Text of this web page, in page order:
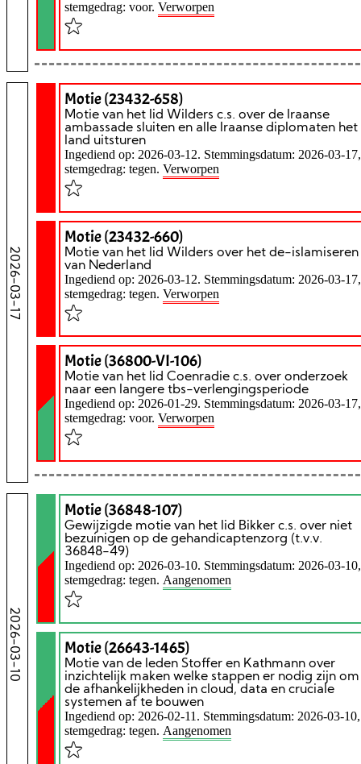
stemgedrag: voor. Verworpen
2026-03-17
Motie (23432-658)
Motie van het lid Wilders c.s. over de Iraanse
ambassade sluiten en alle Iraanse diplomaten het
land uitsturen
Ingediend op: 2026-03-12. Stemmingsdatum: 2026-03-17,
stemgedrag: tegen. Verworpen
Motie (23432-660)
Motie van het lid Wilders over het de-islamiseren
van Nederland
Ingediend op: 2026-03-12. Stemmingsdatum: 2026-03-17,
stemgedrag: tegen. Verworpen
Motie (36800-VI-106)
Motie van het lid Coenradie c.s. over onderzoek
naar een langere tbs-verlengingsperiode
Ingediend op: 2026-01-29. Stemmingsdatum: 2026-03-17,
stemgedrag: voor. Verworpen
2026-03-10
Motie (36848-107)
Gewijzigde motie van het lid Bikker c.s. over niet
bezuinigen op de gehandicaptenzorg (t.v.v.
36848-49)
Ingediend op: 2026-03-10. Stemmingsdatum: 2026-03-10,
stemgedrag: tegen. Aangenomen
Motie (26643-1465)
Motie van de leden Stoffer en Kathmann over
inzichtelijk maken welke stappen er nodig zijn om
de afhankelijkheden in cloud, data en cruciale
systemen af te bouwen
Ingediend op: 2026-02-11. Stemmingsdatum: 2026-03-10,
stemgedrag: tegen. Aangenomen